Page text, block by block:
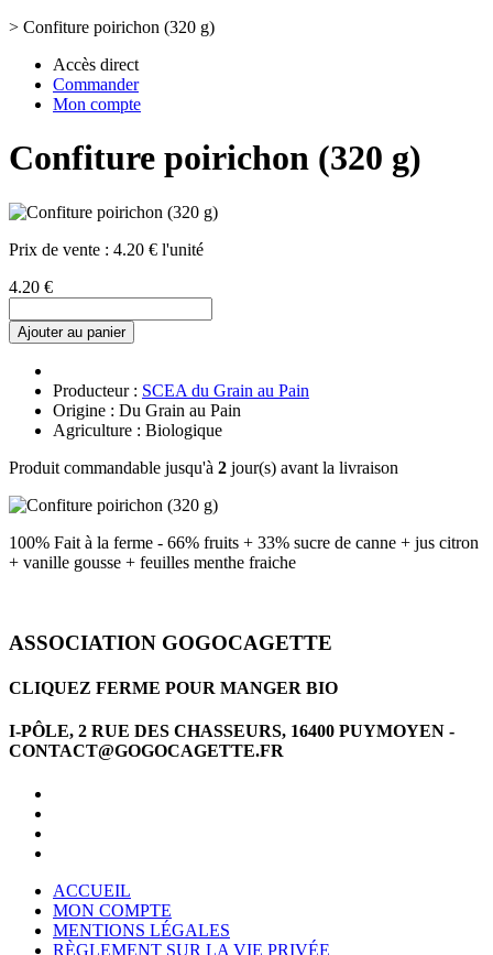
> Confiture poirichon (320 g)
Accès direct
Commander
Mon compte
Confiture poirichon (320 g)
Prix de vente : 4.20 € l'unité
4.20 €
Ajouter au panier
Producteur : SCEA du Grain au Pain
Origine : Du Grain au Pain
Agriculture : Biologique
Produit commandable jusqu'à 2 jour(s) avant la livraison
100% Fait à la ferme - 66% fruits + 33% sucre de canne + jus citron
+ vanille gousse + feuilles menthe fraiche
ASSOCIATION GOGOCAGETTE
CLIQUEZ FERME POUR MANGER BIO
I-PÔLE, 2 RUE DES CHASSEURS, 16400 PUYMOYEN -
CONTACT@GOGOCAGETTE.FR
ACCUEIL
MON COMPTE
MENTIONS LÉGALES
RÈGLEMENT SUR LA VIE PRIVÉE